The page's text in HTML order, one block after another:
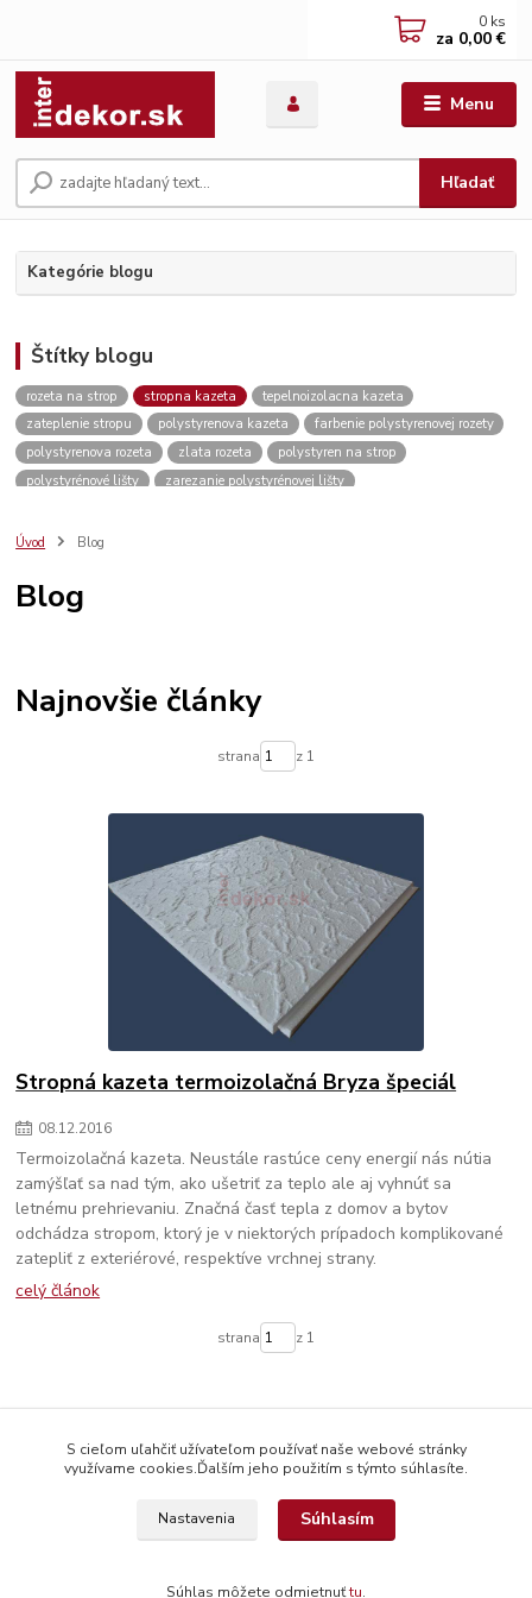
Menu
Hľadať
0 ks
za 0,00 €
Kategórie blogu
Štítky blogu
rozeta na strop stropna kazeta
tepelnoizolacna kazeta
zateplenie stropu
polystyrenova kazeta
farbenie polystyrenovej rozety
polystyrenova rozeta
zlata rozeta
polystyren na strop
polystyrénové lišty
zarezanie polystyrénovej lišty
polystyrénové dekoračné lišty
Úvod Blog
Blog
Najnovšie články
strana z 1
Stropná kazeta termoizolačná Bryza špeciál
08.12.2016
Termoizolačná kazeta. Neustále rastúce ceny energií nás nútia
zamýšľať sa nad tým, ako ušetriť za teplo ale aj vyhnúť sa
letnému prehrievaniu. Značná časť tepla z domov a bytov
odchádza stropom, ktorý je v niektorých prípadoch komplikované
zatepliť z exteriérové, respektíve vrchnej strany.
celý článok
strana z 1
© Copyright 2026 www.interdekor.sk, všetky práva vyhradené
S cieľom uľahčiť užívateľom používať naše webové stránky
využívame cookies.Ďalším jeho použitím s týmto súhlasíte.
Nastavenia Súhlasím
Súhlas môžete odmietnuťtu.